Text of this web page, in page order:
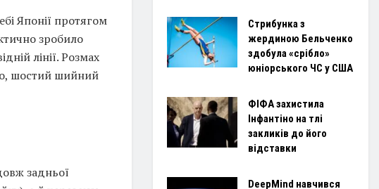
Японії протягом
зробило
лінії. Розмах
шостий шийний
задньої
Стрибунка з
жердиною Бельченко
здобула «срібло»
юніорського ЧС у США
ФІФА захистила
Інфантіно на тлі
закликів до його
відставки
DeepMind навчився